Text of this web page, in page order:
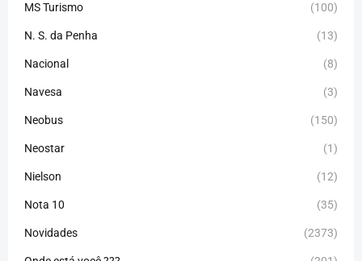
MS Turismo (100)
N. S. da Penha (13)
Nacional (8)
Navesa (3)
Neobus (150)
Neostar (1)
Nielson (12)
Nota 10 (35)
Novidades (2373)